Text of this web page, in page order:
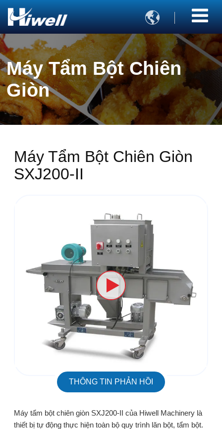

Máy Tẩm Bột Chiên
Giòn
Máy Tẩm Bột Chiên Giòn
SXJ200-II
THÔNG TIN PHẢN HỒI
Máy tẩm bột chiên giòn SXJ200-II của Hiwell Machinery là
thiết bị tự động thực hiện toàn bộ quy trình lăn bột, tẩm bột.